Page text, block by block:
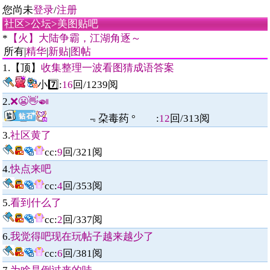
您尚未登录/注册
社区>公坛>美图贴吧
* 【火】大陆争霸，江湖角逐～
所有|精华|新贴|图帖
1.【顶】 收集整理一波看图猜成语答案
小7️⃣ :16回/1239阅
2.❌😬👋🍛
﹃朶毒药 ° :12回/313阅
3.社区黄了
cc:9回/321阅
4.快点来吧
cc:4回/353阅
5.看到什么了
cc:2回/337阅
6.我觉得吧现在玩帖子越来越少了
cc:6回/381阅